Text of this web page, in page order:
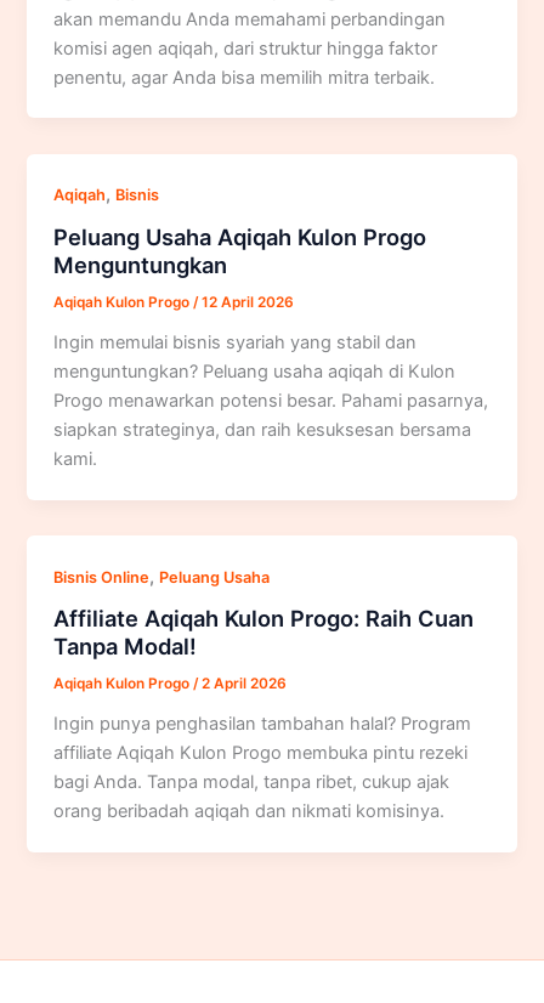
akan memandu Anda memahami perbandingan
komisi agen aqiqah, dari struktur hingga faktor
penentu, agar Anda bisa memilih mitra terbaik.
Aqiqah, Bisnis
Peluang Usaha Aqiqah Kulon Progo
Menguntungkan
Aqiqah Kulon Progo/12 April 2026
Ingin memulai bisnis syariah yang stabil dan
menguntungkan? Peluang usaha aqiqah di Kulon
Progo menawarkan potensi besar. Pahami pasarnya,
siapkan strateginya, dan raih kesuksesan bersama
kami.
Bisnis Online, Peluang Usaha
Affiliate Aqiqah Kulon Progo: Raih Cuan
Tanpa Modal!
Aqiqah Kulon Progo/2 April 2026
Ingin punya penghasilan tambahan halal? Program
affiliate Aqiqah Kulon Progo membuka pintu rezeki
bagi Anda. Tanpa modal, tanpa ribet, cukup ajak
orang beribadah aqiqah dan nikmati komisinya.